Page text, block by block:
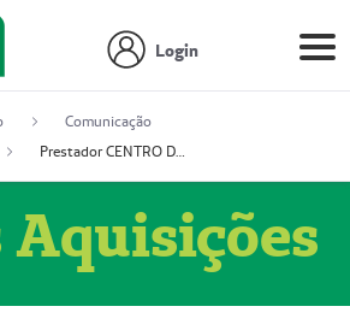
Login
Comunicação
Prestador CENTRO DE ONCOLOGIA
Aquisições